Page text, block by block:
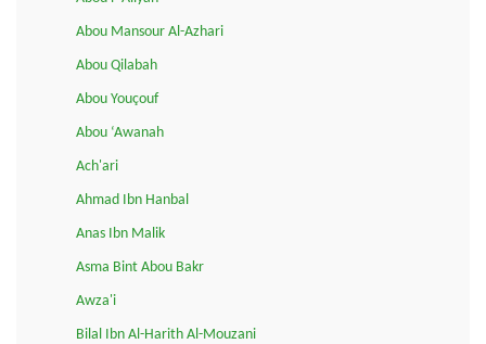
Abou Mansour Al-Azhari
Abou Qilabah
Abou Youçouf
Abou ‘Awanah
Ach'ari
Ahmad Ibn Hanbal
Anas Ibn Malik
Asma Bint Abou Bakr
Awza'i
Bilal Ibn Al-Harith Al-Mouzani